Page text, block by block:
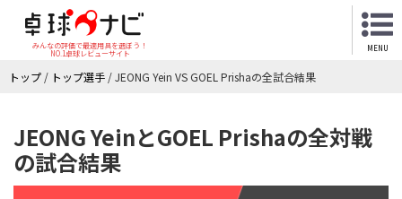
みんなの評価で最適用具を選ぼう！
NO.1卓球レビューサイト
MENU
トップ / トップ選手 /JEONG Yein VS GOEL Prishaの全試合結果
JEONG YeinとGOEL Prishaの全対戦
の試合結果